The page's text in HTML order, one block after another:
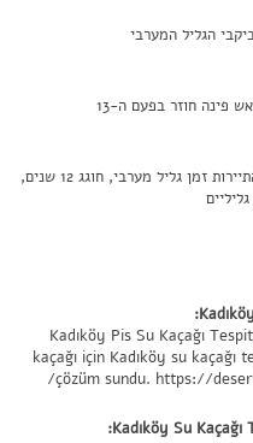
הגליל המערבי
פינה חוזר בפעם ה-13
יריד זמן יין, של עמותת התיירות זמן גליל מערבי, חוגג 12 שנים,
Kadıköy Pis Su Kaçağı
kaçağı için Kadıköy su kaçağı
çözüm sundu. https://
Kadıköy Su